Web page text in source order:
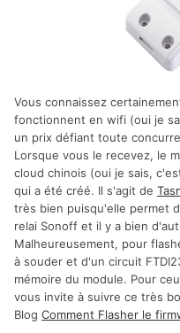
Vous connaissez
fonctionnent en wifi (oui je
un prix défiant toute
Lorsque vous le recevez, le
cloud chinois (oui je sais,
qui a été créé. Il s'agit de
très bien puisqu'elle permet
relai Sonoff et il y a bien
Malheureusement, pour
à souder et d'un circuit
mémoire du module. Pour
vous invite à suivre ce très
Blog Comment Flasher le